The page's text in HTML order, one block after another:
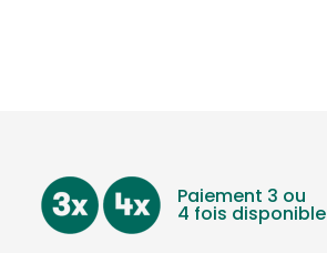
Paiement 3 ou
4 fois disponible